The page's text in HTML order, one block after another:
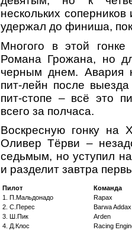
нескольких
удержал до финиша,
Многого в этой
Романа Грожана, но
черным днем. Авария
пит-лейн после
пит-стопе – всё это
всего за полчаса.
Воскресную гонку на
Оливер Тёрви –
седьмым, но уступил
и разделит завтра
Пилот
Команда
1. П.Мальдонадо
Rapax
2. С.Перес
Barwa Addax
3. Ш.Пик
Arden
4. Д.Клос
Racing